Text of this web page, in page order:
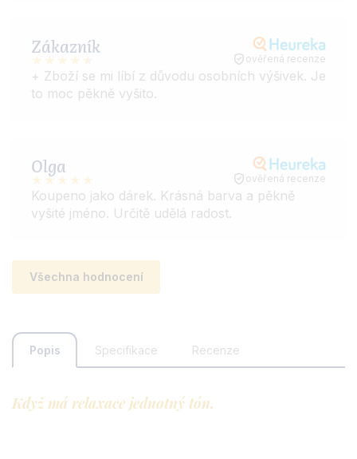
Všechna hodnocení
Zákazník
ověřená recenze
+ Zboží se mi líbí z důvodu osobních výšivek. Je
to moc pěkně vyšito.
Olga
ověřená recenze
Koupeno jako dárek. Krásná barva a pěkně
vyšité jméno. Určitě udělá radost.
Popis Specifikace Recenze
Když má relaxace jednotný tón.